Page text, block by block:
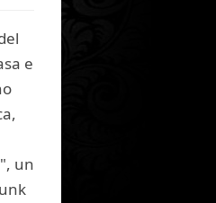
e
un